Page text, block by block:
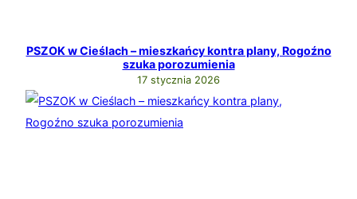
PSZOK w Cieślach – mieszkańcy kontra plany, Rogoźno
szuka porozumienia
17 stycznia 2026